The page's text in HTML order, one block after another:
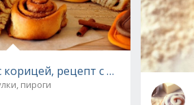
корицей, рецепт с фото
пироги